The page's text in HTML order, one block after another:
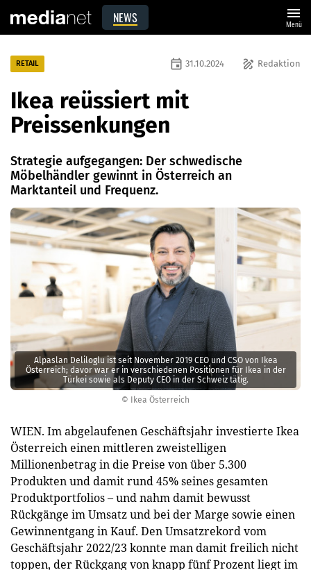
NEWS menu
Menü
© Ikea Österreich
Alpaslan Deliloglu ist seit November 2019 CEO und CSO von Ikea
Österreich; davor war er in verschiedenen Positionen für Ikea in der
Türkei sowie als Deputy CEO in der Schweiz tätig.
RETAIL draw Redaktion
event 31.10.2024
Ikea reüssiert mit
Preissenkungen
Strategie aufgegangen: Der schwedische
Möbelhändler gewinnt in Österreich an
Marktanteil und Frequenz.
WIEN. Im abgelaufenen Geschäftsjahr investierte Ikea
Österreich einen mittleren zweistelligen
Millionenbetrag in die Preise von über 5.300
Produkten und damit rund 45% seines gesamten
Produktportfolios – und nahm damit bewusst
Rückgänge im Umsatz und bei der Marge sowie einen
Gewinnentgang in Kauf. Den Umsatzrekord vom
Geschäftsjahr 2022/23 konnte man damit freilich nicht
toppen, der Rückgang von knapp fünf Prozent liegt im